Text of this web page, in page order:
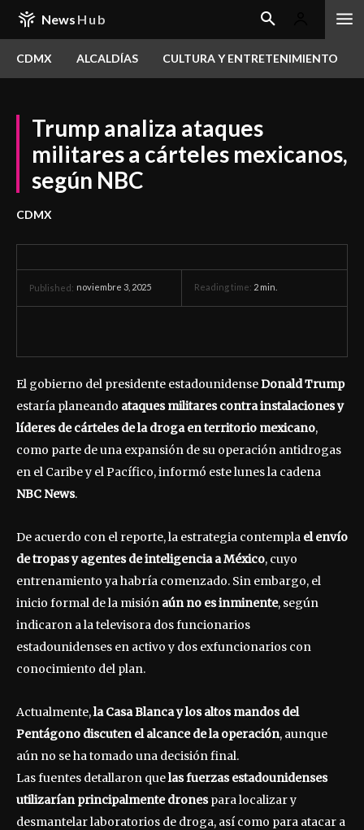
News Hub
CDMX ALCALDÍAS CULTURA Y ENTRETENIMIENTO
Trump analiza ataques
militares a cárteles mexicanos,
según NBC
CDMX
Published: noviembre 3, 2025 Reading time: 2 min.
El gobierno del presidente estadounidenseDonald Trump
estaría planeando ataques militares contra instalaciones y
líderes de cárteles de la droga en territorio mexicano,
como parte de una expansión de su operación antidrogas
en el Caribe y el Pacífico, informó este lunes la cadena
NBC News.
De acuerdo con el reporte, la estrategia contempla el envío
de tropas y agentes de inteligencia a México, cuyo
entrenamiento ya habría comenzado. Sin embargo, el
inicio formal de la misión aún no es inminente, según
indicaron a la televisora dos funcionarios
estadounidenses en activo y dos exfuncionarios con
conocimiento del plan.
Actualmente,la Casa Blanca y los altos mandos del
Pentágono discuten el alcance de la operación, aunque
aún no se ha tomado una decisión final.
Las fuentes detallaron quelas fuerzas estadounidenses
utilizarían principalmente dronespara localizar y
desmantelar laboratorios de droga, así como para atacar a